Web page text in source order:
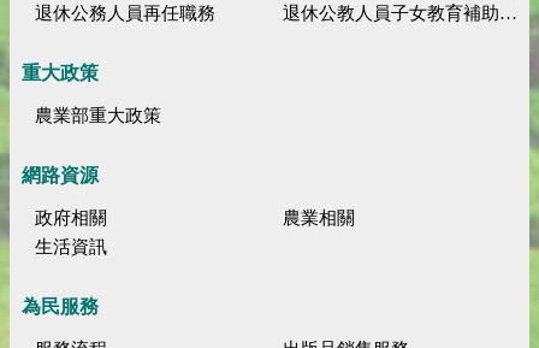
退休公務人員再任職務
退休公教人員子女教育補助規定
重大政策
農業部重大政策
網路資源
政府相關
農業相關
生活資訊
為民服務